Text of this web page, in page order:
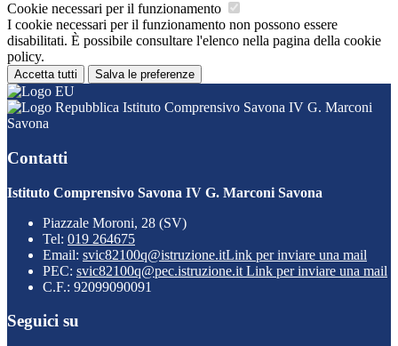
Cookie necessari per il funzionamento
I cookie necessari per il funzionamento non possono essere
disabilitati. È possibile consultare l'elenco nella pagina della cookie
policy.
Accetta tutti Salva le preferenze
Istituto Comprensivo Savona IV G. Marconi
Savona
Contatti
Istituto Comprensivo Savona IV G. Marconi Savona
Piazzale Moroni, 28 (SV)
Tel: 019 264675
Email: svic82100q@istruzione.itLink per inviare una mail
PEC: svic82100q@pec.istruzione.it Link per inviare una mail
C.F.: 92099090091
Seguici su